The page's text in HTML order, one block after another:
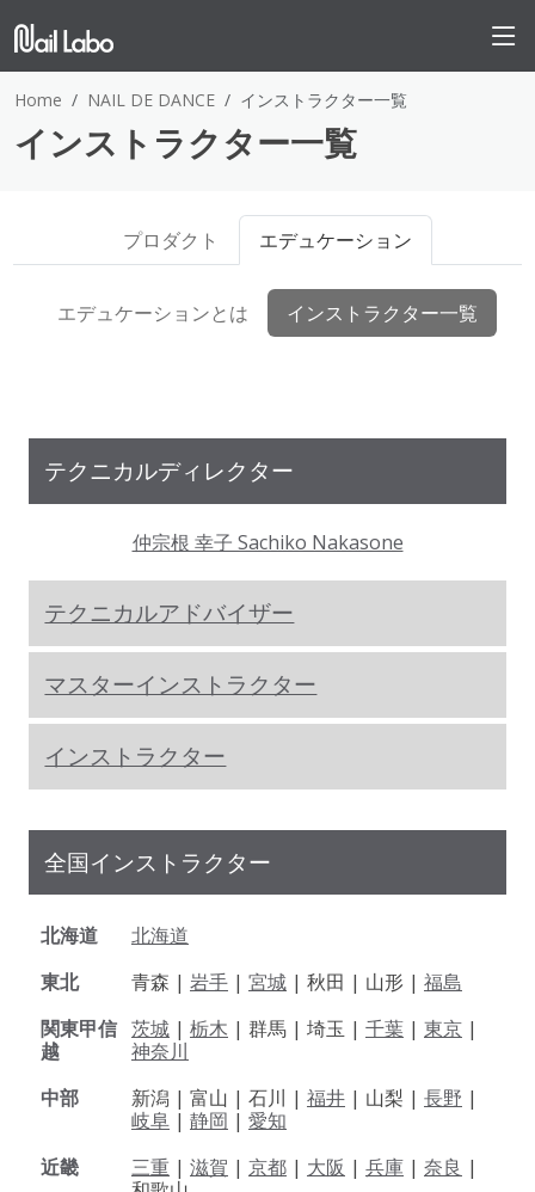
Home NAIL DE DANCE インストラクター一覧
インストラクター一覧
プロダクト エデュケーション
エデュケーションとは インストラクター一覧
テクニカルディレクター
仲宗根 幸子 Sachiko Nakasone
テクニカルアドバイザー
マスターインストラクター
インストラクター
全国インストラクター
北海道
北海道
東北
青森 | 岩手 | 宮城 | 秋田 | 山形 | 福島
関東甲信
越
茨城 | 栃木 | 群馬 | 埼玉 | 千葉 | 東京 |
神奈川
中部
新潟 | 富山 | 石川 | 福井 | 山梨 | 長野 |
岐阜 | 静岡 | 愛知
近畿
三重 | 滋賀 | 京都 | 大阪 | 兵庫 | 奈良 |